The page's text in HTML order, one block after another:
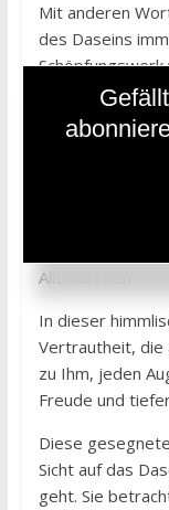
Mit anderen
des Daseins
Strahlen
vernommen.
Schöpfer
alle
Allerkannten.
In dieser
Vertrautheit, die
zu Ihm, jeden
Freude und
Diese
Sicht auf das
geht. Sie